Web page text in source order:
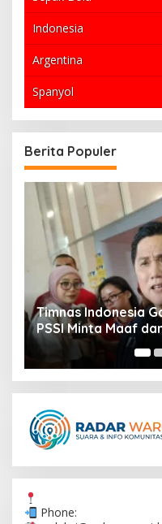
Indonesia
Argentina
Spanyol
Berita Populer
di Piala AFF 2026:
Evaluasi
Phone: